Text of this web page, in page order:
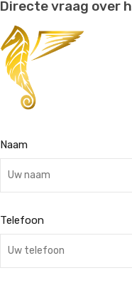
Directe vraag over
Naam
Telefoon